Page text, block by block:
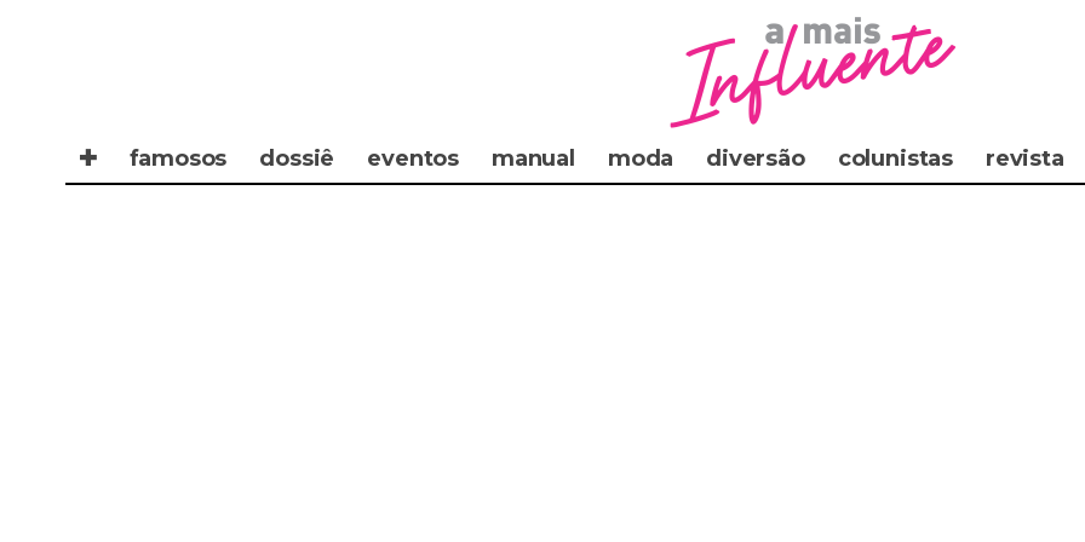
✚ famosos dossiê eventos manual moda diversão colunistas revista